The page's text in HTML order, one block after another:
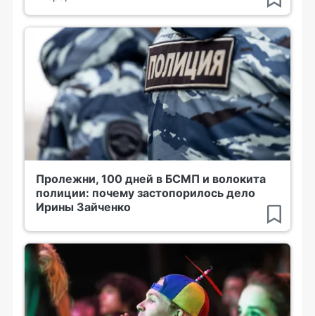
Пролежни, 100 дней в БСМП и волокита
полиции: почему застопорилось дело
Ирины Зайченко